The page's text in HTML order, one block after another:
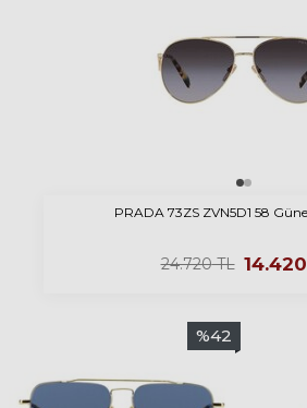
PRADA 73ZS ZVN5D1 58
24.720TL 14.420
%42